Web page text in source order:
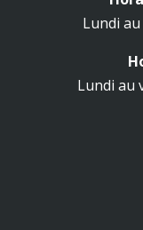
Lundi
Lundi au